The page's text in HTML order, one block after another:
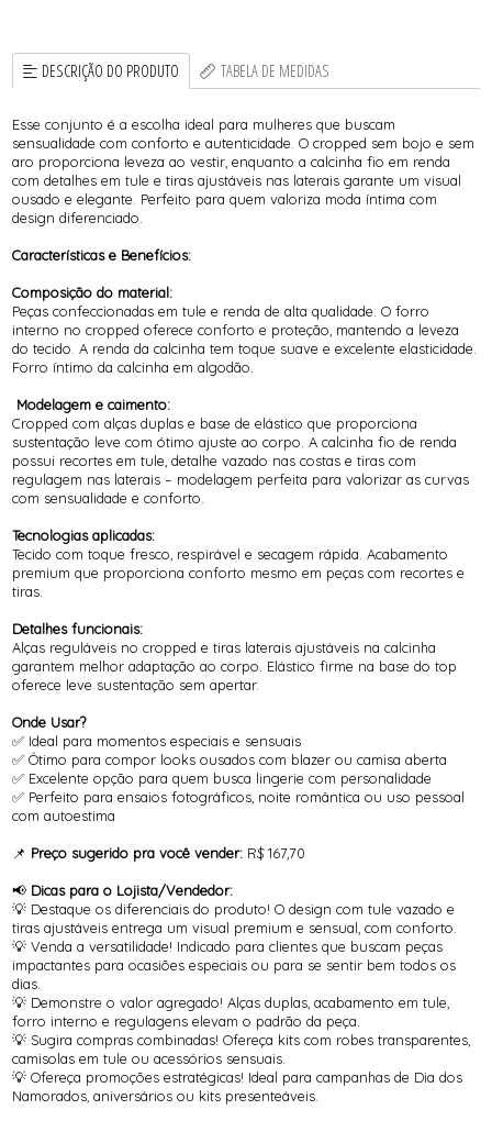
DESCRIÇÃO DO PRODUTO TABELA DE MEDIDAS
Esse conjunto é a escolha ideal para mulheres que buscam
sensualidade com conforto e autenticidade. O cropped sem bojo e sem
aro proporciona leveza ao vestir, enquanto a calcinha fio em renda
com detalhes em tule e tiras ajustáveis nas laterais garante um visual
ousado e elegante. Perfeito para quem valoriza moda íntima com
design diferenciado.
Características e Benefícios:
Composição do material:
Peças confeccionadas em tule e renda de alta qualidade. O forro
interno no cropped oferece conforto e proteção, mantendo a leveza
do tecido. A renda da calcinha tem toque suave e excelente elasticidade.
Forro íntimo da calcinha em algodão.
Modelagem e caimento:
Cropped com alças duplas e base de elástico que proporciona
sustentação leve com ótimo ajuste ao corpo. A calcinha fio de renda
possui recortes em tule, detalhe vazado nas costas e tiras com
regulagem nas laterais – modelagem perfeita para valorizar as curvas
com sensualidade e conforto.
Tecnologias aplicadas:
Tecido com toque fresco, respirável e secagem rápida. Acabamento
premium que proporciona conforto mesmo em peças com recortes e
tiras.
Detalhes funcionais:
Alças reguláveis no cropped e tiras laterais ajustáveis na calcinha
garantem melhor adaptação ao corpo. Elástico firme na base do top
oferece leve sustentação sem apertar.
Onde Usar?
✅ Ideal para momentos especiais e sensuais
✅ Ótimo para compor looks ousados com blazer ou camisa aberta
✅ Excelente opção para quem busca lingerie com personalidade
✅ Perfeito para ensaios fotográficos, noite romântica ou uso pessoal
com autoestima
📌 Preço sugerido pra você vender: R$ 167,70
📢 Dicas para o Lojista/Vendedor:
💡 Destaque os diferenciais do produto! O design com tule vazado e
tiras ajustáveis entrega um visual premium e sensual, com conforto.
💡 Venda a versatilidade! Indicado para clientes que buscam peças
impactantes para ocasiões especiais ou para se sentir bem todos os
dias.
💡 Demonstre o valor agregado! Alças duplas, acabamento em tule,
forro interno e regulagens elevam o padrão da peça.
💡 Sugira compras combinadas! Ofereça kits com robes transparentes,
camisolas em tule ou acessórios sensuais.
💡 Ofereça promoções estratégicas! Ideal para campanhas de Dia dos
Namorados, aniversários ou kits presenteáveis.